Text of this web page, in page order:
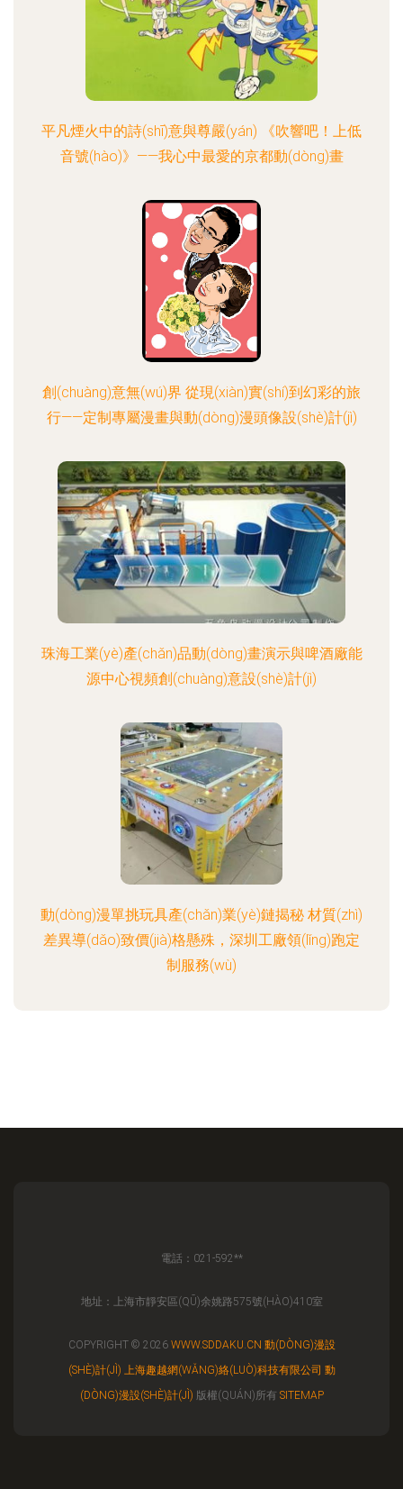
平凡煙火中的詩(shī)意與尊嚴(yán) 《吹響吧！上低
音號(hào)》——我心中最愛的京都動(dòng)畫
創(chuàng)意無(wú)界 從現(xiàn)實(shí)到幻彩的旅
行——定制專屬漫畫與動(dòng)漫頭像設(shè)計(jì)
珠海工業(yè)產(chǎn)品動(dòng)畫演示與啤酒廠能
源中心視頻創(chuàng)意設(shè)計(jì)
動(dòng)漫單挑玩具產(chǎn)業(yè)鏈揭秘 材質(zhì)
差異導(dǎo)致價(jià)格懸殊，深圳工廠領(lǐng)跑定
制服務(wù)
電話：021-592**
地址：上海市靜安區(QŪ)余姚路575號(HÀO)410室
COPYRIGHT © 2026 WWW.SDDAKU.CN 動(DÒNG)漫設
(SHÈ)計(JÌ) 上海趣越網(WǍNG)絡(LUÒ)科技有限公司 動
(DÒNG)漫設(SHÈ)計(JÌ) 版權(QUÁN)所有 SITEMAP